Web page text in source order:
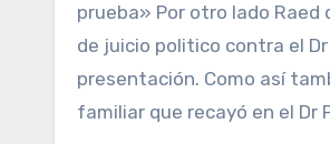
prueba» Por otro lado
de juicio politico contra el
presentación. Como así
familiar que recayó en el